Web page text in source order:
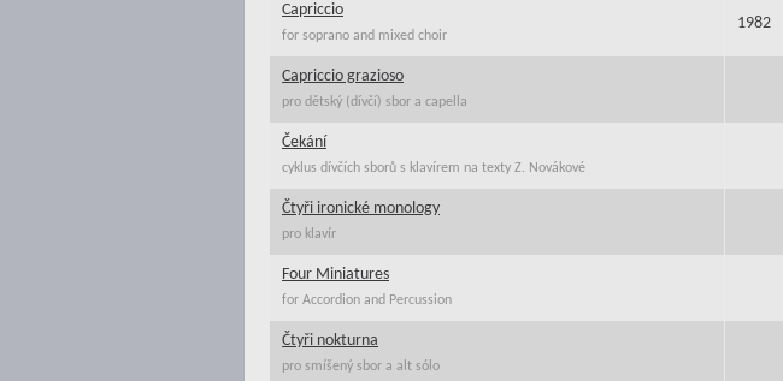
Capriccio
for soprano and mixed choir
1982
Capriccio grazioso
pro dětský (dívčí) sbor a capella
Čekání
cyklus dívčích sborů s klavírem na texty Z. Novákové
Čtyři ironické monology
pro klavír
Four Miniatures
for Accordion and Percussion
Čtyři nokturna
pro smíšený sbor a alt sólo